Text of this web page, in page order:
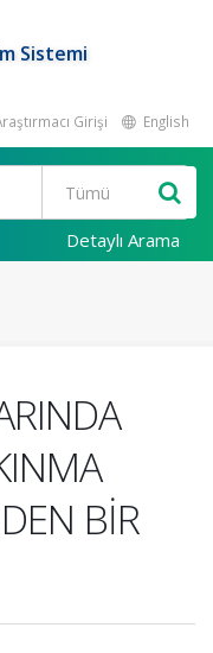
Sistemi
Girişi English
Detaylı Arama
BİR